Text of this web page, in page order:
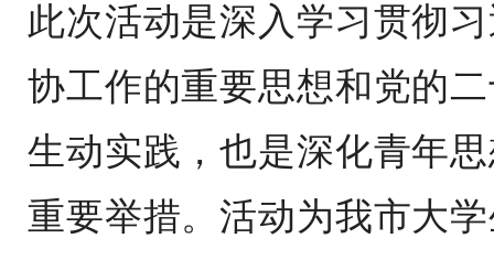
此次活动是深入学习贯彻
协工作的重要思想和党的
生动实践，也是深化青年
重要举措。活动为我市大